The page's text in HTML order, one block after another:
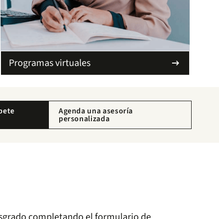
Programas virtuales arrow_right_alt
Agenda una asesoría
personalizada